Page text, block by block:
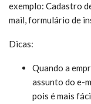
exemplo: Cadastro
mail, formulário de
Dicas:
Quando a
assunto do e-
pois é mais